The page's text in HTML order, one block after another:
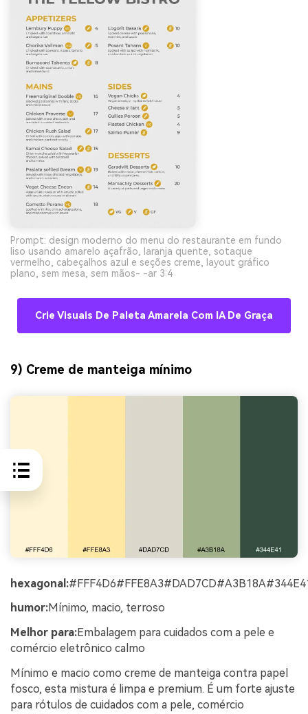
Prompt: design moderno do menu do restaurante em fundo
liso usando amarelo açafrão, laranja quente, sotaque
vermelho, cabeçalhos azul e seções creme, layout gráfico
plano, sem mesa, sem mãos- -ar 3:4
Crie Visuais De Paleta Amarela Com IA De Graça
9) Creme de manteiga mínimo
hexagonal:
humor:Mínimo, macio, terroso
Melhor para:Embalagem para cuidados com a pele e
comércio eletrônico calmo
Mínimo e macio como creme de manteiga contra papel
fosco, esta mistura é limpa e premium. É um forte ajuste
para rótulos de cuidados com a pele, comércio